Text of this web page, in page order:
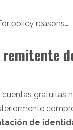
policy reasons…
gratuitas
de